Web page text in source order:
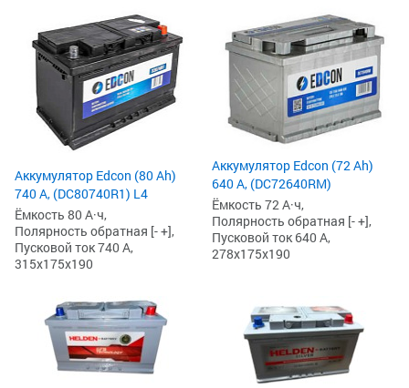
Аккумулятор Edcon (80 Ah)
740 А, (DC80740R1) L4
Ёмкость 80 А·ч,
Полярность обратная [- +],
Пусковой ток 740 А,
315x175x190
Аккумулятор Edcon (72 Ah)
640 А, (DC72640RM)
Ёмкость 72 А·ч,
Полярность обратная [- +],
Пусковой ток 640 А,
278x175x190